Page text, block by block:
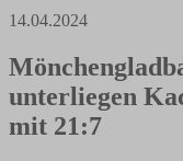
14.04.2024
unterliegen
mit 21:7